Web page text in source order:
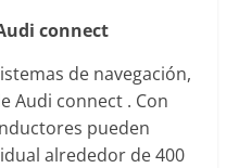
connect
de navegación,
Audi connect . Con
pueden
alrededor de 400